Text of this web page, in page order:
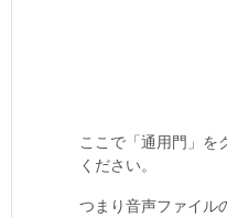
ここで「通用門」を
ください。
つまり音声ファイル